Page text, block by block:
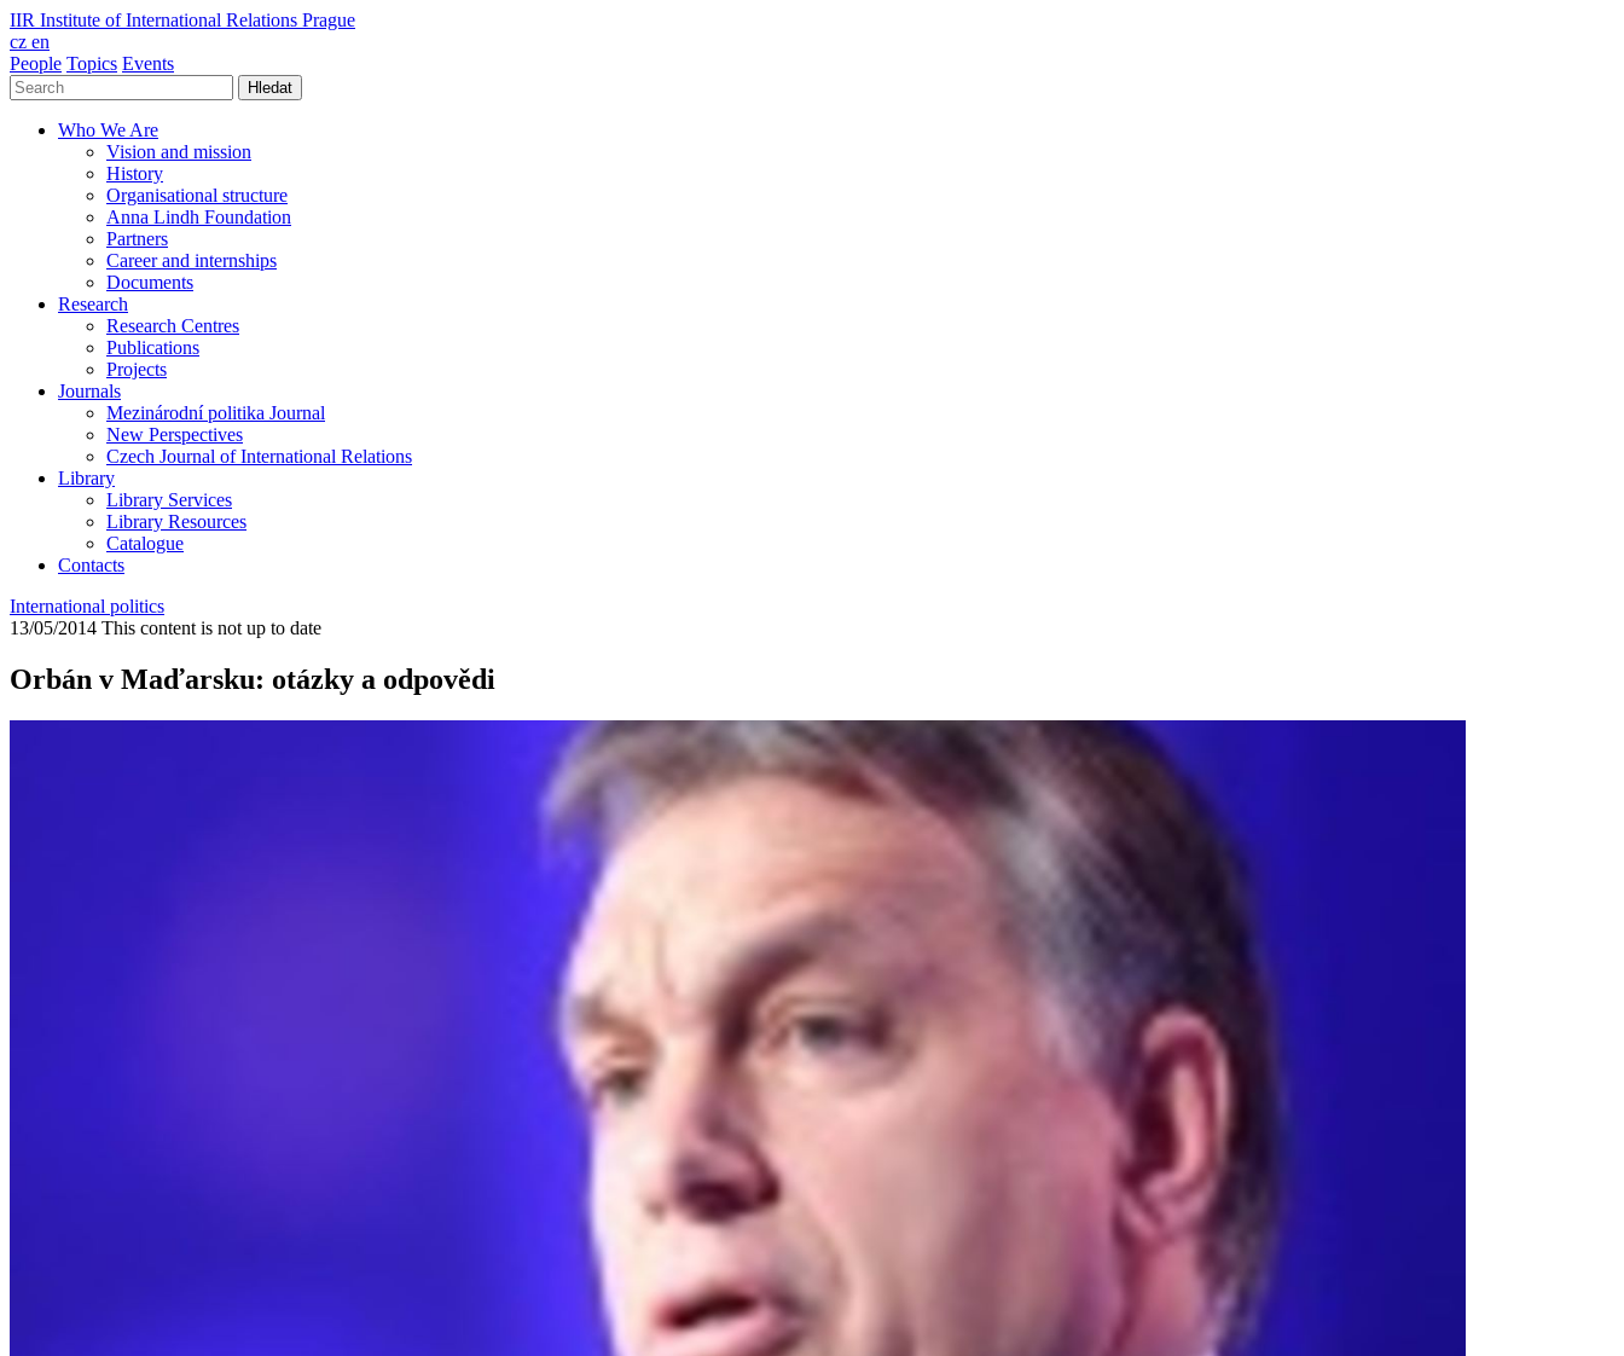
IIR Institute of International Relations Prague
cz en
People Topics Events
Hledat
Who We Are
Vision and mission
History
Organisational structure
Anna Lindh Foundation
Partners
Career and internships
Documents
Research
Research Centres
Publications
Projects
Journals
Mezinárodní politika Journal
New Perspectives
Czech Journal of International Relations
Library
Library Services
Library Resources
Catalogue
Contacts
International politics
13/05/2014 This content is not up to date
Orbán v Maďarsku: otázky a odpovědi